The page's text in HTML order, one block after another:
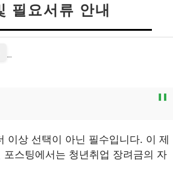
필요서류 안내
이상 선택이 아닌 필수입니다. 이 제
스팅에서는 청년취업 장려금의 자